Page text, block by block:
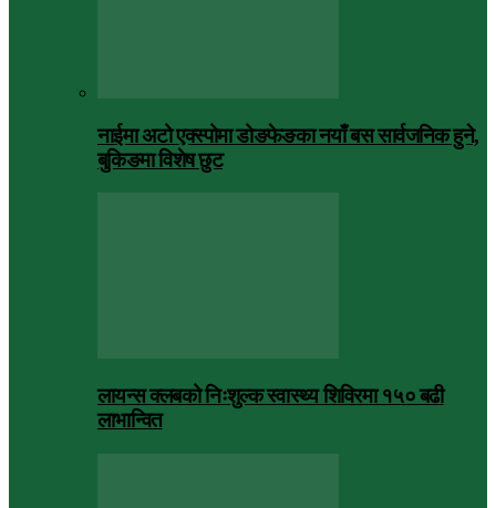
नाईमा अटो एक्स्पोमा डोङफेङका नयाँ बस सार्वजनिक हुने,
बुकिङमा विशेष छुट
लायन्स क्लबको निःशुल्क स्वास्थ्य शिविरमा १५० बढी
लाभान्वित